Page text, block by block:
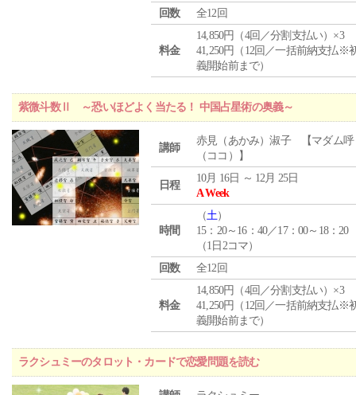
回数
全12回
料金
14,850円（4回／分割支払い）×3
41,250円（12回／一括前納支払※
義開始前まで）
紫微斗数Ⅱ ～恐いほどよく当たる！ 中国占星術の奥義～
講師
赤見（あかみ）淑子 【マダム呼
（ココ）】
日程
10月 16日 ～ 12月 25日
A Week
時間
（土）
15：20～16：40／17：00～18：20
（1日2コマ）
回数
全12回
料金
14,850円（4回／分割支払い）×3
41,250円（12回／一括前納支払※
義開始前まで）
ラクシュミーのタロット・カードで恋愛問題を読む